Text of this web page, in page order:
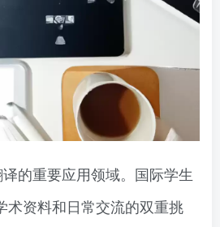
的重要应用领域。国际学生
术资料和日常交流的双重挑